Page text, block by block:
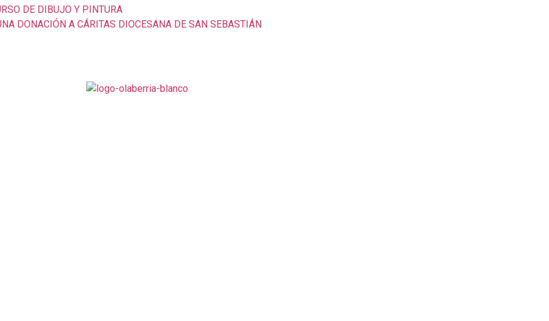
DE DIBUJO Y PINTURA
DONACIÓN A CÁRITAS DIOCESANA DE SAN SEBASTIÁN